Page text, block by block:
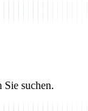
Sie suchen.